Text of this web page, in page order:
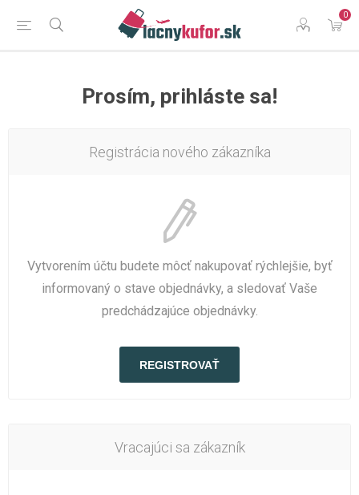
0
Prosím, prihláste sa!
Registrácia nového zákazníka
Vytvorením účtu budete môcť nakupovať rýchlejšie, byť
informovaný o stave objednávky, a sledovať Vaše
predchádzajúce objednávky.
Vracajúci sa zákazník